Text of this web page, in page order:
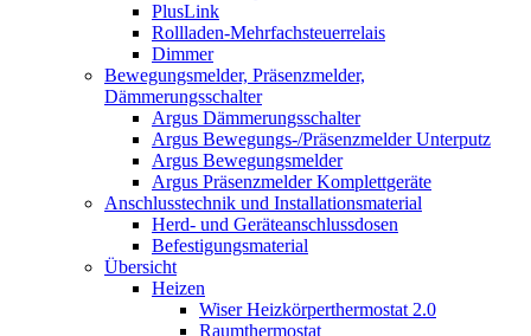
PlusLink
Rollladen-Mehrfachsteuerrelais
Dimmer
Bewegungsmelder, Präsenzmelder,
Dämmerungsschalter
Argus Dämmerungsschalter
Argus Bewegungs-/Präsenzmelder Unterputz
Argus Bewegungsmelder
Argus Präsenzmelder Komplettgeräte
Anschlusstechnik und Installationsmaterial
Herd- und Geräteanschlussdosen
Befestigungsmaterial
Übersicht
Heizen
Wiser Heizkörperthermostat 2.0
Raumthermostat